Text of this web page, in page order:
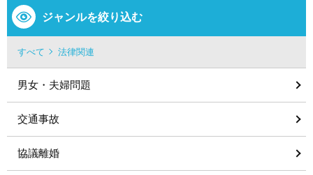
ジャンルを絞り込む
すべて 法律関連
男女・夫婦問題
交通事故
協議離婚